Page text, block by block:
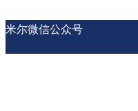
米尔微信公众号